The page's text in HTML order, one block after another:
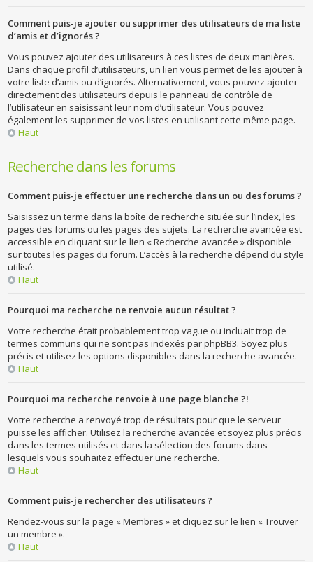
Comment puis-je ajouter ou supprimer des utilisateurs de ma liste
d’amis et d’ignorés ?
Vous pouvez ajouter des utilisateurs à ces listes de deux manières.
Dans chaque profil d’utilisateurs, un lien vous permet de les ajouter à
votre liste d’amis ou d’ignorés. Alternativement, vous pouvez ajouter
directement des utilisateurs depuis le panneau de contrôle de
l’utilisateur en saisissant leur nom d’utilisateur. Vous pouvez
également les supprimer de vos listes en utilisant cette même page.
Haut
Recherche dans les forums
Comment puis-je effectuer une recherche dans un ou des forums ?
Saisissez un terme dans la boîte de recherche située sur l’index, les
pages des forums ou les pages des sujets. La recherche avancée est
accessible en cliquant sur le lien « Recherche avancée » disponible
sur toutes les pages du forum. L’accès à la recherche dépend du style
utilisé.
Haut
Pourquoi ma recherche ne renvoie aucun résultat ?
Votre recherche était probablement trop vague ou incluait trop de
termes communs qui ne sont pas indexés par phpBB3. Soyez plus
précis et utilisez les options disponibles dans la recherche avancée.
Haut
Pourquoi ma recherche renvoie à une page blanche ?!
Votre recherche a renvoyé trop de résultats pour que le serveur
puisse les afficher. Utilisez la recherche avancée et soyez plus précis
dans les termes utilisés et dans la sélection des forums dans
lesquels vous souhaitez effectuer une recherche.
Haut
Comment puis-je rechercher des utilisateurs ?
Rendez-vous sur la page « Membres » et cliquez sur le lien « Trouver
un membre ».
Haut